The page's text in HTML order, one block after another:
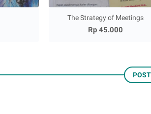
The Strategy of Meetings
Rp 45.000